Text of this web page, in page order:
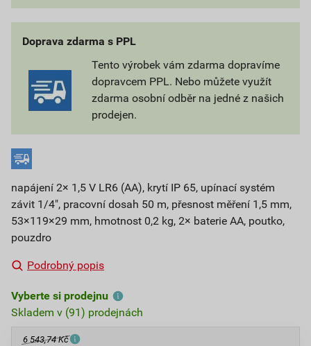
Doprava zdarma s PPL
Tento výrobek vám zdarma dopravíme
dopravcem PPL. Nebo můžete využít
zdarma osobní odběr na jedné z našich
prodejen.
napájení 2× 1,5 V LR6 (AA), krytí IP 65, upínací systém
závit 1/4", pracovní dosah 50 m, přesnost měření 1,5 mm,
53×119×29 mm, hmotnost 0,2 kg, 2× baterie AA, poutko,
pouzdro
Podrobný popis
Vyberte si prodejnu
Skladem v (91) prodejnách
6 543,74 Kč